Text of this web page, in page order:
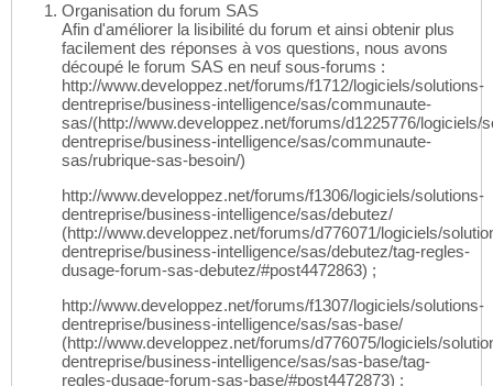
Organisation du forum SAS
Afin d'améliorer la lisibilité du forum et ainsi obtenir plus
facilement des réponses à vos questions, nous avons
découpé le forum SAS en neuf sous-forums :
http://www.developpez.net/forums/f1712/logiciels/solutions-
dentreprise/business-intelligence/sas/communaute-
sas/(http://www.developpez.net/forums/d1225776/logiciels/
dentreprise/business-intelligence/sas/communaute-
sas/rubrique-sas-besoin/)
http://www.developpez.net/forums/f1306/logiciels/solutions-
dentreprise/business-intelligence/sas/debutez/
(http://www.developpez.net/forums/d776071/logiciels/
dentreprise/business-intelligence/sas/debutez/tag-regles-
dusage-forum-sas-debutez/#post4472863) ;
http://www.developpez.net/forums/f1307/logiciels/solutions-
dentreprise/business-intelligence/sas/sas-base/
(http://www.developpez.net/forums/d776075/logiciels/
dentreprise/business-intelligence/sas/sas-base/tag-
regles-dusage-forum-sas-base/#post4472873) ;